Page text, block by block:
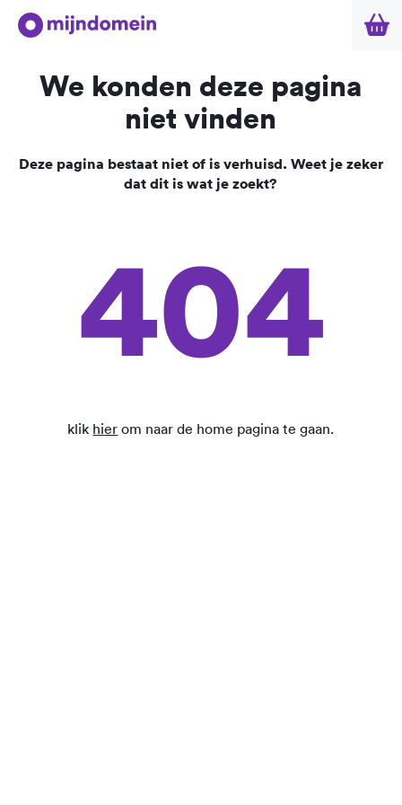
We konden deze pagina
niet vinden
Deze pagina bestaat niet of is verhuisd. Weet je zeker
dat dit is wat je zoekt?
404
klik hier om naar de home pagina te gaan.